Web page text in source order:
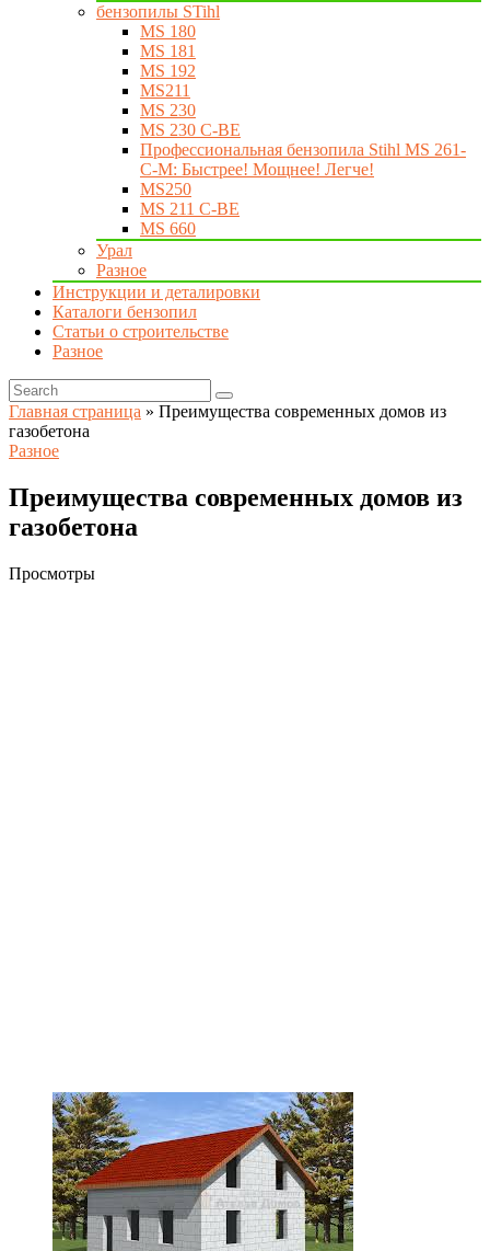
бензопилы STihl
MS 180
MS 181
MS 192
MS211
MS 230
MS 230 C-BE
Профессиональная бензопила Stihl MS 261-
C-M: Быстрее! Мощнее! Легче!
MS250
MS 211 C-BE
MS 660
Урал
Разное
Инструкции и деталировки
Каталоги бензопил
Статьи о строительстве
Разное
Главная страница » Преимущества современных домов из
газобетона
Разное
Преимущества современных домов из
газобетона
Просмотры